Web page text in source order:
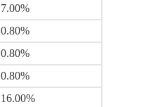
7.00%
0.80%
0.80%
0.80%
16.00%